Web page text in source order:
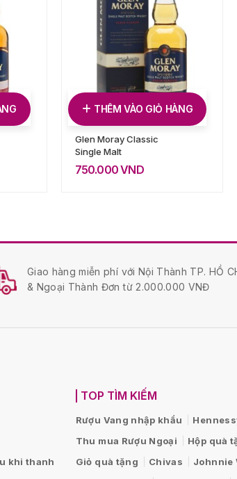
THÊM VÀO GIỎ HÀNG
Glen Moray Classic
Single Malt
750.000VND
Giao hàng miễn phí với Nội Thành TP. HỒ
& Ngoại Thành Đơn từ 2.000.000 VNĐ
khi thanh
TOP TÌM KIẾM
Rượu Vang nhập khẩu
Thu mua Rượu Ngoại
Hộp quà
Giỏ quà tặng
Chivas
Johnnie